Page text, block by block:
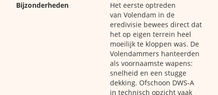
Bijzonderheden
Het eerste optreden
van Volendam in de
eredivisie bewees direct dat
het op eigen terrein heel
moeilijk te kloppen was. De
Volendammers hanteerden
als voornaamste wapens:
snelheid en een stugge
dekking. Ofschoon DWS-A
in technisch opzicht vaak